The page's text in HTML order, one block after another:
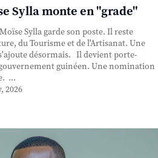
Sylla monte en "grade"
Sylla garde son poste. Il reste
du Tourisme et de l'Artisanat. Une
désormais. Il devient porte-
guinéen. Une nomination
...
2026